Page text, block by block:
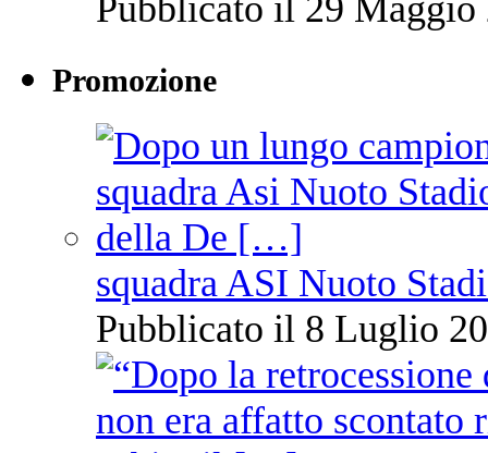
Promozione
squadra ASI Nuoto
Pubblicato il 8 Luglio